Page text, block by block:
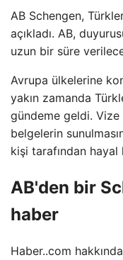
AB Schengen,
açıkladı. AB,
uzun bir süre
Avrupa ülkelerine
yakın zamanda
gündeme geldi.
belgelerin
kişi tarafından hayal
AB'den bir
haber
Haber..com